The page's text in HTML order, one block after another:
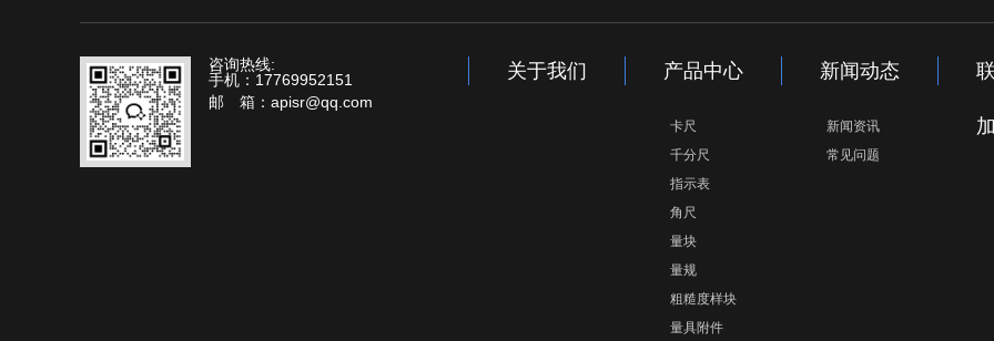
咨询热线:
手机：17769952151
邮 箱：apisr@qq.com
关于我们 产品中心
卡尺
千分尺
指示表
角尺
量块
量规
粗糙度样块
量具附件
新闻动态
新闻资讯
常见问题